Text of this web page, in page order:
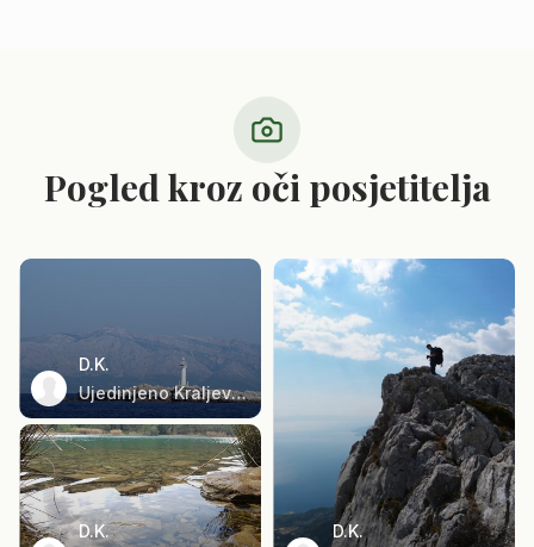
Pogled kroz oči posjetitelja
D.K.
Ujedinjeno Kraljevstvo
D.K.
D.K.